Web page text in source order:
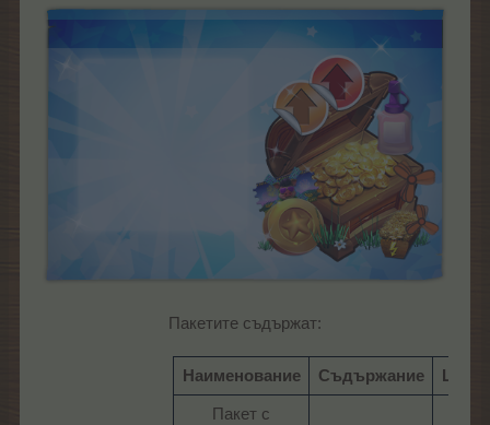
Пакетите съдържат:
Наименование Съдържание Цена
Пакет с